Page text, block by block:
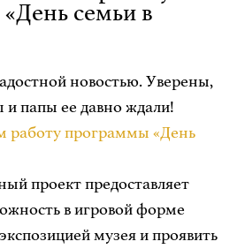
семьи в
новостью. Уверены,
папы ее давно ждали!
работу программы «День
проект предоставляет
в игровой форме
музея и проявить